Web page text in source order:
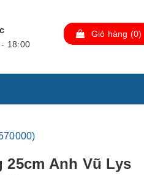
18:00
Giỏ hàng (0)
Anh Vũ Lys